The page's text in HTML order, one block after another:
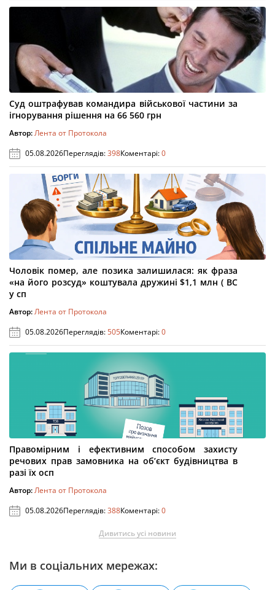
Суд оштрафував командира військової частини за
ігнорування рішення на 66 560 грн
Автор:Лента от Протокола
05.08.2026Переглядів:398Коментарі:0
Чоловік помер, але позика залишилася: як фраза
«на його розсуд» коштувала дружині $1,1 млн ( ВС
у сп
Автор:Лента от Протокола
05.08.2026Переглядів:505Коментарі:0
Правомірним і ефективним способом захисту
речових прав замовника на об’єкт будівництва в
разі їх осп
Автор:Лента от Протокола
05.08.2026Переглядів:388Коментарі:0
Дивитись усі новини
Ми в соціальних мережах: